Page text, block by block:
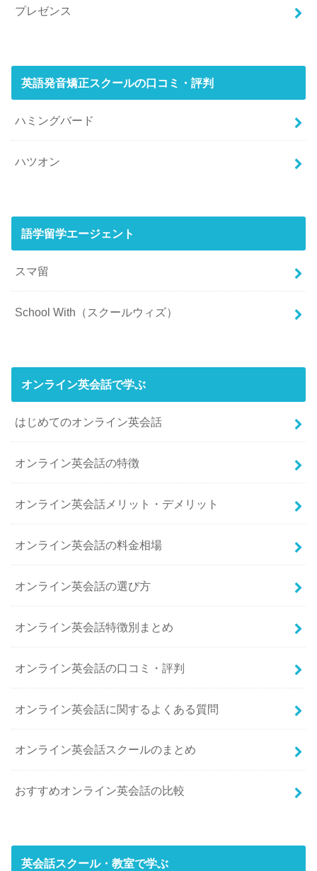
プレゼンス
英語発音矯正スクールの口コミ・評判
ハミングバード
ハツオン
語学留学エージェント
スマ留
School With（スクールウィズ）
オンライン英会話で学ぶ
はじめてのオンライン英会話
オンライン英会話の特徴
オンライン英会話メリット・デメリット
オンライン英会話の料金相場
オンライン英会話の選び方
オンライン英会話特徴別まとめ
オンライン英会話の口コミ・評判
オンライン英会話に関するよくある質問
オンライン英会話スクールのまとめ
おすすめオンライン英会話の比較
英会話スクール・教室で学ぶ